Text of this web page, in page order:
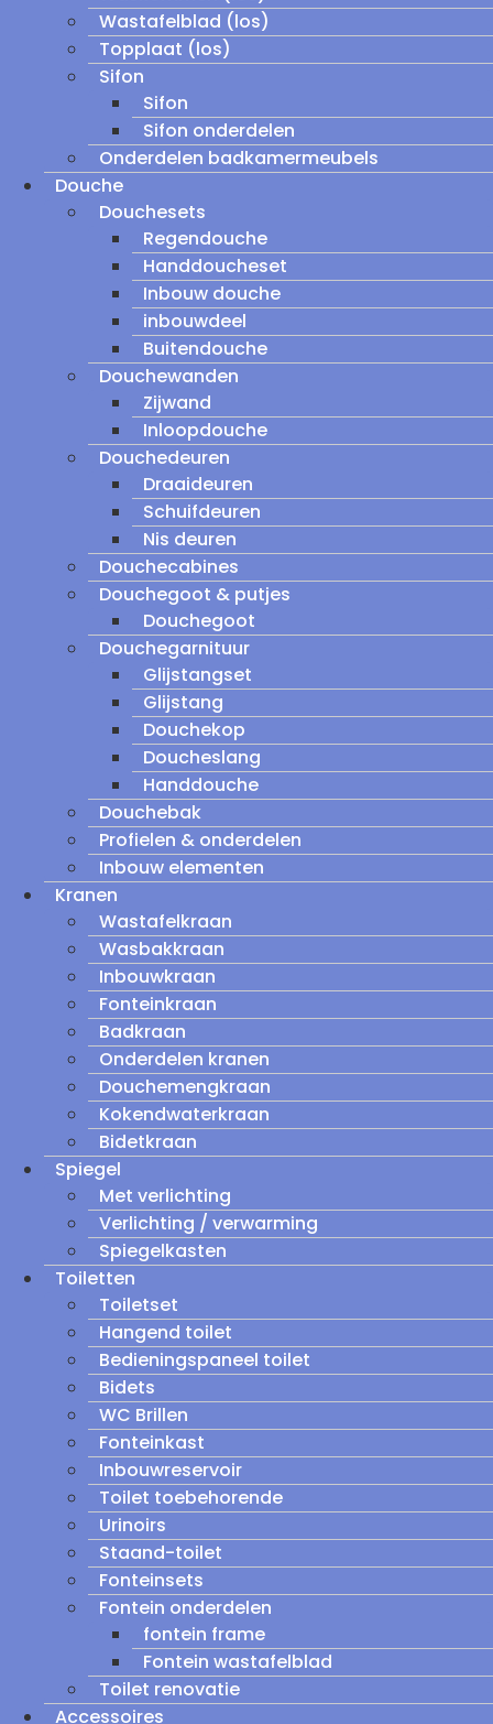
Wastafelblad (los)
Topplaat (los)
Sifon
Sifon
Sifon onderdelen
Onderdelen badkamermeubels
Douche
Douchesets
Regendouche
Handdoucheset
Inbouw douche
inbouwdeel
Buitendouche
Douchewanden
Zijwand
Inloopdouche
Douchedeuren
Draaideuren
Schuifdeuren
Nis deuren
Douchecabines
Douchegoot & putjes
Douchegoot
Douchegarnituur
Glijstangset
Glijstang
Douchekop
Doucheslang
Handdouche
Douchebak
Profielen & onderdelen
Inbouw elementen
Kranen
Wastafelkraan
Wasbakkraan
Inbouwkraan
Fonteinkraan
Badkraan
Onderdelen kranen
Douchemengkraan
Kokendwaterkraan
Bidetkraan
Spiegel
Met verlichting
Verlichting / verwarming
Spiegelkasten
Toiletten
Toiletset
Hangend toilet
Bedieningspaneel toilet
Bidets
WC Brillen
Fonteinkast
Inbouwreservoir
Toilet toebehorende
Urinoirs
Staand-toilet
Fonteinsets
Fontein onderdelen
fontein frame
Fontein wastafelblad
Toilet renovatie
Accessoires